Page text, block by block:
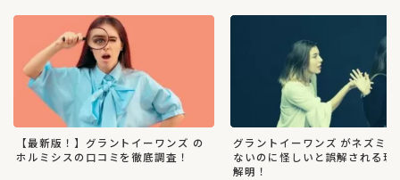
【最新版！】グラントイーワンズ の
ホルミシスの口コミを徹底調査！
グラントイーワンズ がネズミ
ないのに怪しいと誤解される理
解明！